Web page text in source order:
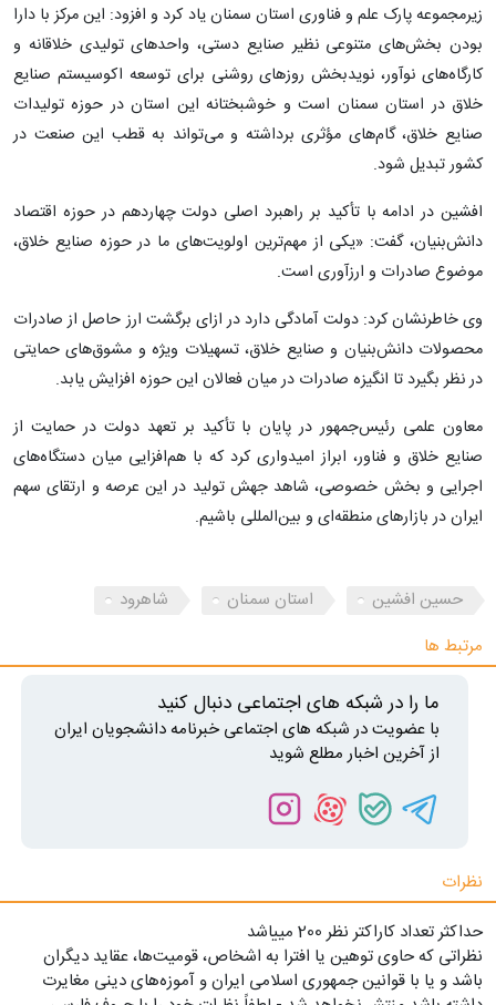
زیرمجموعه پارک علم و فناوری استان سمنان یاد کرد و افزود: این مرکز با دارا
بودن بخش‌های متنوعی نظیر صنایع دستی، واحدهای تولیدی خلاقانه و
کارگاه‌های نوآور، نویدبخش روزهای روشنی برای توسعه اکوسیستم صنایع
خلاق در استان سمنان است و خوشبختانه این استان در حوزه تولیدات
صنایع خلاق، گام‌های مؤثری برداشته و می‌تواند به قطب این صنعت در
کشور تبدیل شود.
افشین در ادامه با تأکید بر راهبرد اصلی دولت چهاردهم در حوزه اقتصاد
دانش‌بنیان، گفت: «یکی از مهم‌ترین اولویت‌های ما در حوزه صنایع خلاق،
موضوع صادرات و ارزآوری است.
وی خاطرنشان کرد: دولت آمادگی دارد در ازای برگشت ارز حاصل از صادرات
محصولات دانش‌بنیان و صنایع خلاق، تسهیلات ویژه و مشوق‌های حمایتی
در نظر بگیرد تا انگیزه صادرات در میان فعالان این حوزه افزایش یابد.
معاون علمی رئیس‌جمهور در پایان با تأکید بر تعهد دولت در حمایت از
صنایع خلاق و فناور، ابراز امیدواری کرد که با هم‌افزایی میان دستگاه‌های
اجرایی و بخش خصوصی، شاهد جهش تولید در این عرصه و ارتقای سهم
ایران در بازارهای منطقه‌ای و بین‌المللی باشیم.
حسین افشین استان سمنان
شاهرود
مرتبط ها
ما را در شبکه های اجتماعی دنبال کنید
با عضویت در شبکه های اجتماعی خبرنامه دانشجویان ایران
از آخرین اخبار مطلع شوید
نظرات
حداکثر تعداد کاراکتر نظر 200 ميياشد
نظراتی که حاوی توهین یا افترا به اشخاص، قومیت‌ها، عقاید دیگران
باشد و یا با قوانین جمهوری اسلامی ایران و آموزه‌های دینی مغایرت